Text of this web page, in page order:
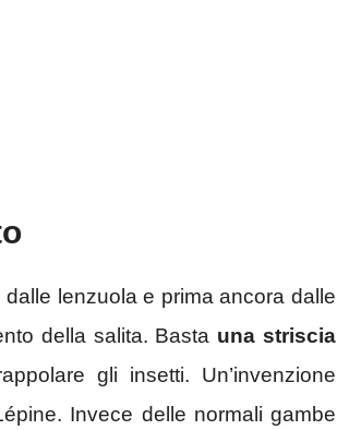
lenzuola e prima ancora dalle
della salita. Basta una striscia
gli insetti. Un’invenzione
Invece delle normali gambe